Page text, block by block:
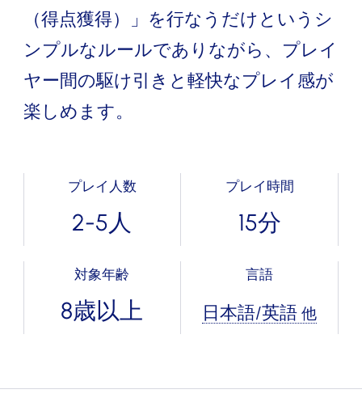
（得点獲得）」を行なうだけというシ
ンプルなルールでありながら、プレイ
ヤー間の駆け引きと軽快なプレイ感が
楽しめます。
プレイ人数
2-5人
プレイ時間
15分
対象年齢
8歳以上
言語
日本語/英語 他